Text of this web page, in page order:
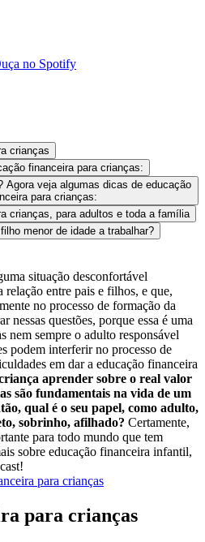
no Spotify
crianças
financeira para crianças:
Agora veja algumas dicas de educação
para crianças:
crianças, para adultos e toda a família
menor de idade a trabalhar?
situação desconfortável
relação entre pais e filhos, e que,
no processo de formação da
nessas questões, porque essa é uma
nem sempre o adulto responsável
podem interferir no processo de
em dar a educação financeira
aprender sobre o real valor
são fundamentais na vida de um
qual é o seu papel, como adulto,
sobrinho, afilhado? Certamente,
para todo mundo que tem
sobre educação financeira infantil,
para crianças